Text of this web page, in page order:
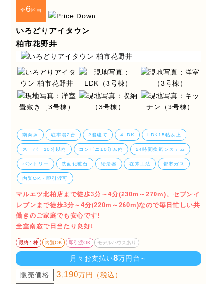
全6区画
いろどりアイタウン
柏市花野井
南向き 駐車場2台 2階建て 4LDK LDK15帖以上
スーパー10分以内 コンビニ10分以内 24時間換気システム
パントリー 洗面化粧台 給湯器 在来工法 都市ガス
内覧OK・即引渡可
マルエツ北柏店まで徒歩3分～4分(230m～270m)、セブンイ
レブンまで徒歩3分～4分(220m～260m)なので毎日忙しい共
働きのご家庭でも安心です!
全室南窓で日当たり良好!
最終１棟 内覧OK 即引渡OK モデルハウスあり
月々お支払い8万円台～
販売価格 3,190万円（税込）